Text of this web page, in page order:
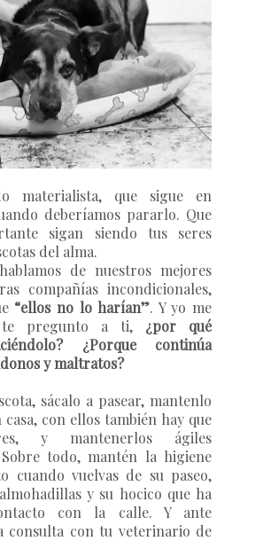
materialista, que sigue en
deberíamos pararlo. Que
sigan siendo tus seres
del alma.
de nuestros mejores
compañías incondicionales,
“ellos no lo harían”. Y yo me
te pregunto a ti, ¿por qué
¿Porque continúa
y maltratos?
sácalo a pasear, mantenlo
con ellos también hay que
y mantenerlos ágiles
todo, mantén la higiene
cuando vuelvas de su paseo,
y su hocico que ha
con la calle. Y ante
consulta con tu veterinario de